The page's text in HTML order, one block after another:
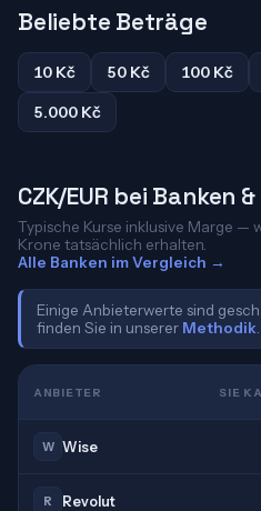
Beliebte Beträge
10 Kč 50 Kč 100 Kč
5.000 Kč
CZK/EUR bei Banken
Typische Kurse inklusive Marge —
Krone tatsächlich erhalten.
Alle Banken im Vergleich →
Einige Anbieterwerte sind
finden Sie in unserer Methodik
ANBIETER SIE
W Wise
R Revolut